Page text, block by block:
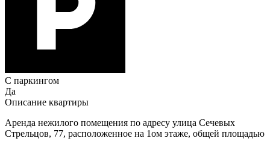
С паркингом
Да
Описание квартиры
Аренда нежилого помещения по адресу улица Сечевых
Стрельцов, 77, расположенное на 1ом этаже, общей площадью